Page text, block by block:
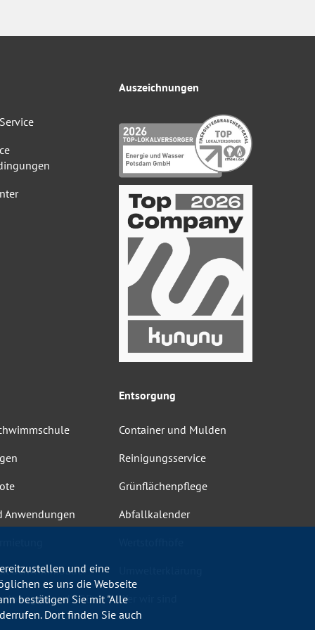
Anwendungen
Schwimmbäder
und AGB
Entsorgung
Container und Mulden
Reinigungsservice
Grünflächenpflege
Abfallkalender
Wer wir sind
Auszeichnungen
und eine
es uns die Webseite
bestätigen Sie mit "Alle
Dort finden Sie auch